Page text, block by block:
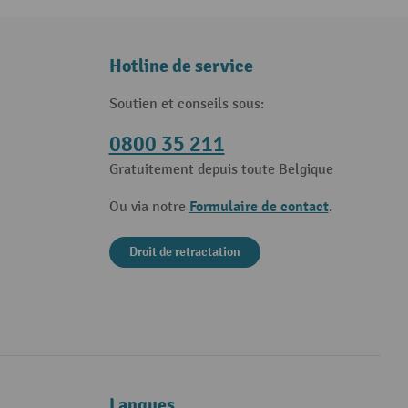
Hotline de service
Soutien et conseils sous:
0800 35 211
Gratuitement depuis toute Belgique
Ou via notre Formulaire de contact.
Droit de retractation